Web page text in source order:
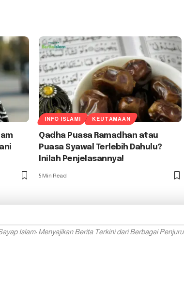
INFO ISLAMI KEUTAMAAN
Qadha Puasa Ramadhan atau
Puasa Syawal Terlebih Dahulu?
Inilah Penjelasannya!
5 Min Read
Islam: Menyajikan Berita Terkini dari Berbagai Penjuru